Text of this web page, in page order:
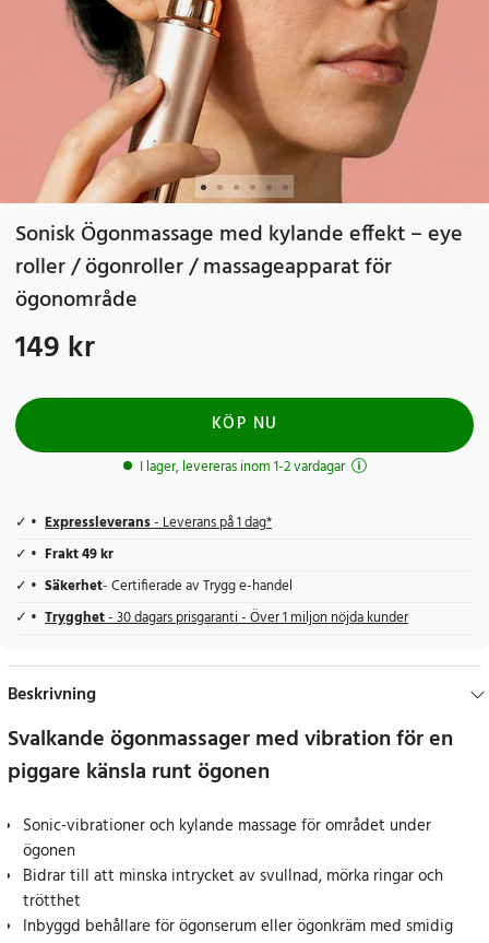
Sonisk Ögonmassage med kylande effekt – eye
roller / ögonroller / massageapparat för
ögonområde
Pris:149 kr
149 kr
KÖP NU
I lager, levereras inom 1-2 vardagar
Expressleverans- Leverans på 1 dag*
Frakt 49 kr
Säkerhet- Certifierade av Trygg e-handel
Trygghet- 30 dagars prisgaranti - Över 1 miljon nöjda kunder
Beskrivning
Svalkande ögonmassager med vibration för en
piggare känsla runt ögonen
Sonic-vibrationer och kylande massage för området under
ögonen
Bidrar till att minska intrycket av svullnad, mörka ringar och
trötthet
Inbyggd behållare för ögonserum eller ögonkräm med smidig